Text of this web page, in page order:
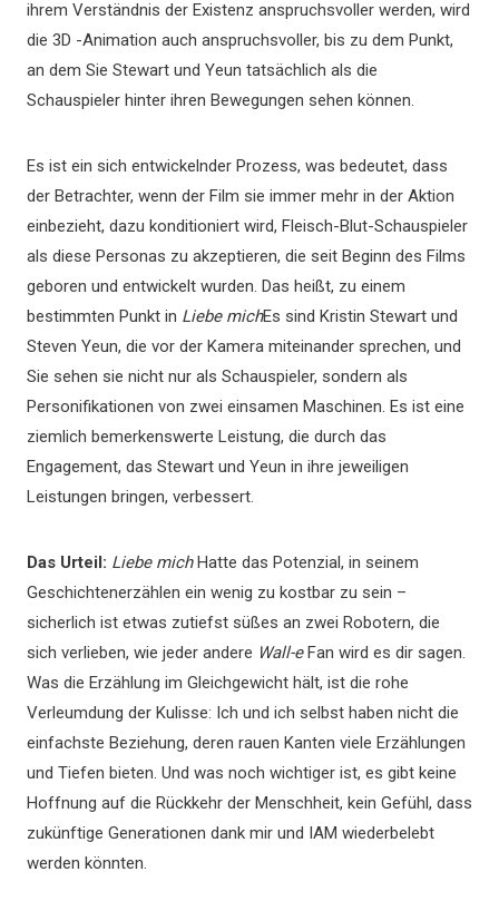
ihrem Verständnis der Existenz anspruchsvoller werden, wird
die 3D -Animation auch anspruchsvoller, bis zu dem Punkt,
an dem Sie Stewart und Yeun tatsächlich als die
Schauspieler hinter ihren Bewegungen sehen können.
Es ist ein sich entwickelnder Prozess, was bedeutet, dass
der Betrachter, wenn der Film sie immer mehr in der Aktion
einbezieht, dazu konditioniert wird, Fleisch-Blut-Schauspieler
als diese Personas zu akzeptieren, die seit Beginn des Films
geboren und entwickelt wurden. Das heißt, zu einem
bestimmten Punkt in Liebe michEs sind Kristin Stewart und
Steven Yeun, die vor der Kamera miteinander sprechen, und
Sie sehen sie nicht nur als Schauspieler, sondern als
Personifikationen von zwei einsamen Maschinen. Es ist eine
ziemlich bemerkenswerte Leistung, die durch das
Engagement, das Stewart und Yeun in ihre jeweiligen
Leistungen bringen, verbessert.
Das Urteil: Liebe michHatte das Potenzial, in seinem
Geschichtenerzählen ein wenig zu kostbar zu sein –
sicherlich ist etwas zutiefst süßes an zwei Robotern, die
sich verlieben, wie jeder andere Wall-eFan wird es dir sagen.
Was die Erzählung im Gleichgewicht hält, ist die rohe
Verleumdung der Kulisse: Ich und ich selbst haben nicht die
einfachste Beziehung, deren rauen Kanten viele Erzählungen
und Tiefen bieten. Und was noch wichtiger ist, es gibt keine
Hoffnung auf die Rückkehr der Menschheit, kein Gefühl, dass
zukünftige Generationen dank mir und IAM wiederbelebt
werden könnten.